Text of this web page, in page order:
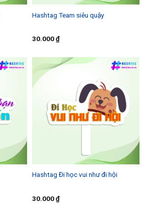
Hashtag Team siêu quậy
30.000₫
Hashtag Đi học vui như đi hội
30.000₫